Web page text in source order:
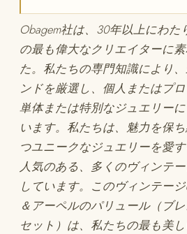
Obagem社は、30年以上にわ
の最も偉大なクリエイターに
た。私たちの専門知識により
ンドを厳選し、個人またはプロ
単体または特別なジュエリー
います。私たちは、魅力を保
つユニークなジュエリーを愛
人気のある、多くのヴィンテ
しています。このヴィンテー
＆アーペルのパリュール（ブ
セット）は、私たちの最も美